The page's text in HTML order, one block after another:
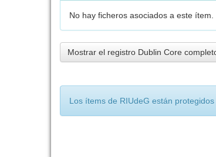
No hay ficheros asociados a este ítem.
Mostrar el registro Dublin Core
Los ítems de RIUdeG están